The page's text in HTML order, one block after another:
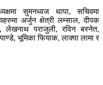
सुमनध्वज थापा, सचिवमा
अर्जुन क्षेत्री लम्साल, दीपक
लेखनाथ पराजुली, रविन बस्नेत,
भूमिका फियाक, लाक्पा लामा र